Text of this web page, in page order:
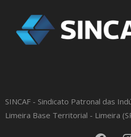
SINCAF - Sindicato Patronal das
Limeira Base Territorial - Limeira